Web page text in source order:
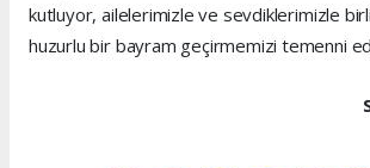
kutluyor, ailelerimizle ve sevdiklerimizle
huzurlu bir bayram geçirmemizi temenni